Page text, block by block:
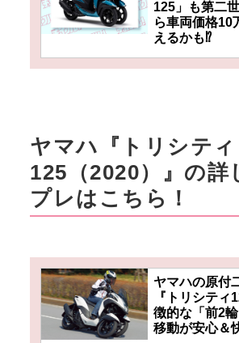
125」も第二
ら車両価格10
えるかも⁉
ヤマハ『トリシティ
125（2020）』の詳
プレはこちら！
ヤマハの原付
『トリシティ
徴的な「前2
移動が安心＆